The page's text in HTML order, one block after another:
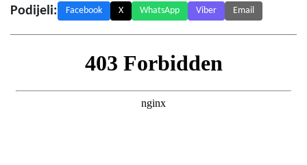
Podijeli: Facebook X WhatsApp Viber Email